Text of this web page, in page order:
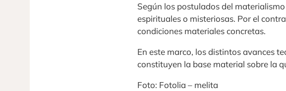
Según los postulados del
espirituales o misteriosas. Por el
condiciones materiales concretas.
En este marco, los distintos avances
constituyen la base material sobre la
Foto: Fotolia – melita